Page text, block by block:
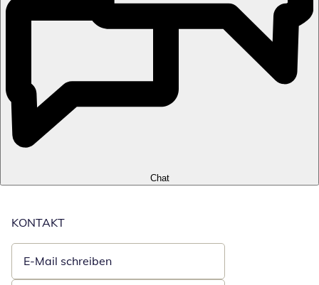
Chat
KONTAKT
E-Mail schreiben
Öffnet E-Mail-Client